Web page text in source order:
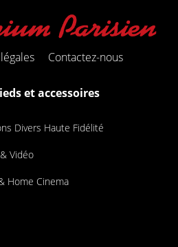
Contactez-nous
et accessoires
Divers Haute Fidélité
Vidéo
Home Cinema